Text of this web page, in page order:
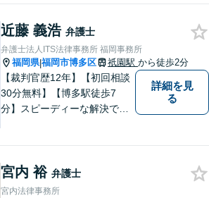
よる迅速で最適なリーガルサ
ービスを提供いたします。
近藤 義浩 弁護士
弁護士法人ITS法律事務所 福岡事務所
福岡県|福岡市博多区 祇園駅 から徒歩2分
【裁判官歴12年】【初回相談
30分無料】【博多駅徒歩7
分】スピーディーな解決で
「明日に向かって進む力」を
サポートします。
詳細を見
る
宮内 裕 弁護士
宮内法律事務所